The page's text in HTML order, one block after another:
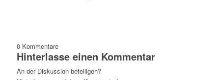
0 Kommentare
Hinterlasse einen Kommentar
An der Diskussion beteiligen?